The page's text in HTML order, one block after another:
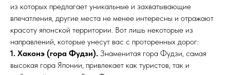
из которых предлагает уникальные и захватывающие
впечатления, другие места не менее интересны и отражают
красоту японской территории. Вот лишь некоторые из
направлений, которые унесут вас с проторенных дорог:
1. Хаконэ (гора Фудзи). Знаменитая гора Фудзи, самая
высокая гора Японии, привлекает как туристов, так и